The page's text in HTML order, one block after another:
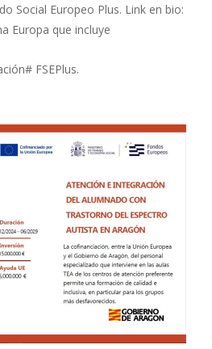
Social Europeo Plus. Link en bio:
Europa que incluye
FSEPlus.